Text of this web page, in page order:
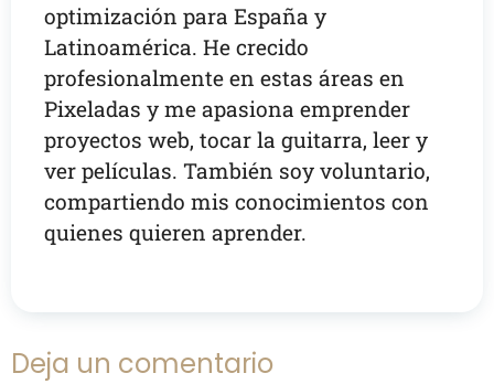
optimización para España y
Latinoamérica. He crecido
profesionalmente en estas áreas en
Pixeladas y me apasiona emprender
proyectos web, tocar la guitarra, leer y
ver películas. También soy voluntario,
compartiendo mis conocimientos con
quienes quieren aprender.
Deja un comentario